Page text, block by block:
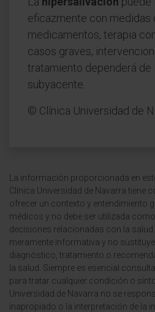
eficazmente con medidas
medicamentos, terapia
casos graves,
tratamiento dependerá de
subyacente.
© Clínica Universidad de
La información proporcionada en
Clínica Universidad de Navarra tiene
ofrecer un contexto y entendimiento
médicos y no debe ser utilizada
decisiones relacionadas con la
meramente informativa y no
diagnóstico, tratamiento o
la salud. Siempre es esencial
para tratar cualquier condición o
Universidad de Navarra no se
inapropiado o la interpretación de la